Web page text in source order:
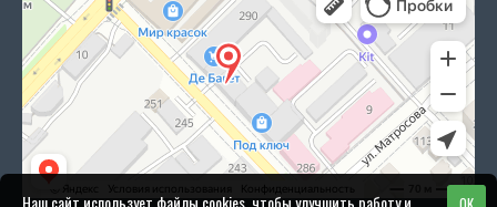
Наш сайт использует файлы cookies, чтобы улучшить работу и